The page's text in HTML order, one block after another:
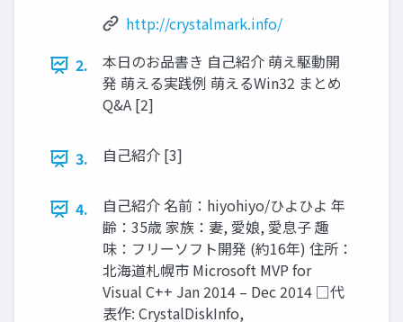
http://crystalmark.info/
2.
本日のお品書き 自己紹介 萌え駆動開
発 萌える実践例 萌えるWin32 まとめ
Q&A [2]
3. 自己紹介 [3]
4.
自己紹介 名前：hiyohiyo/ひよひよ 年
齢：35歳 家族：妻, 愛娘, 愛息子 趣
味：フリーソフト開発 (約16年) 住所：
北海道札幌市 Microsoft MVP for
Visual C++ Jan 2014 – Dec 2014 □代
表作: CrystalDiskInfo,